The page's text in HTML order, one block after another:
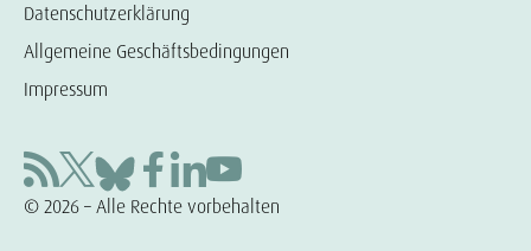
Datenschutzerklärung
Allgemeine Geschäftsbedingungen
Impressum
© 2026 – Alle Rechte vorbehalten